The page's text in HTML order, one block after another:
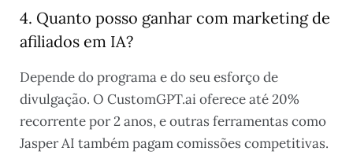
4. Quanto posso ganhar com marketing de
afiliados em IA?
Depende do programa e do seu esforço de
divulgação. O CustomGPT.ai oferece até 20%
recorrente por 2 anos, e outras ferramentas como
Jasper AI também pagam comissões competitivas.